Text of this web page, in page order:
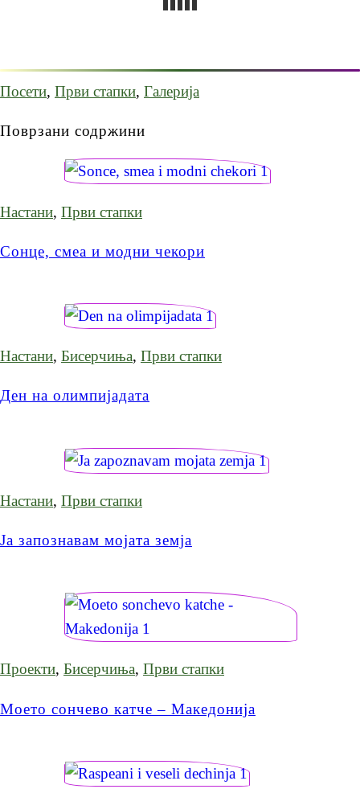
Посети, Први стапки, Галерија
Поврзани содржини
Настани, Први стапки
Сонце, смеа и модни чекори
Настани, Бисерчиња, Први стапки
Ден на олимпијадата
Настани, Први стапки
Ја запознавам мојата земја
Проекти, Бисерчиња, Први стапки
Моето сончево катче – Македонија